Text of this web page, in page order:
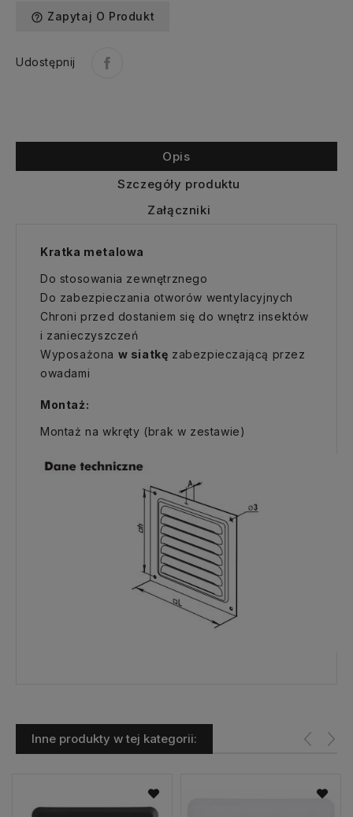
help_outline Zapytaj O Produkt
Udostępnij
Opis
Szczegóły produktu
Załączniki
Kratka metalowa
Do stosowania zewnętrznego
Do zabezpieczania otworów wentylacyjnych
Chroni przed dostaniem się do wnętrz insektów
i zanieczyszczeń
Wyposażona w siatkę zabezpieczającą przez
owadami
Montaż:
Montaż na wkręty (brak w zestawie)
Inne produkty w tej kategorii: